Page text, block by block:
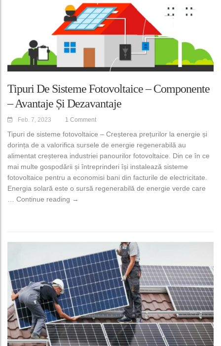
Tipuri De Sisteme Fotovoltaice – Componente
– Avantaje Și Dezavantaje
Feb. 7, 2023 1 Comment
Tipuri de sisteme fotovoltaice – Creșterea prețurilor la energie și
dorința de a valorifica sursele de energie regenerabilă au
alimentat creșterea industriei panourilor fotovoltaice. Din ce în ce
mai multe gospodării și întreprinderi își instalează sisteme
fotovoltaice pentru a economisi bani din facturile de electricitate.
Energia solară este o sursă regenerabilă de energie verde care
… Continue reading Tipuri de sisteme fotovoltaice – componente –
→